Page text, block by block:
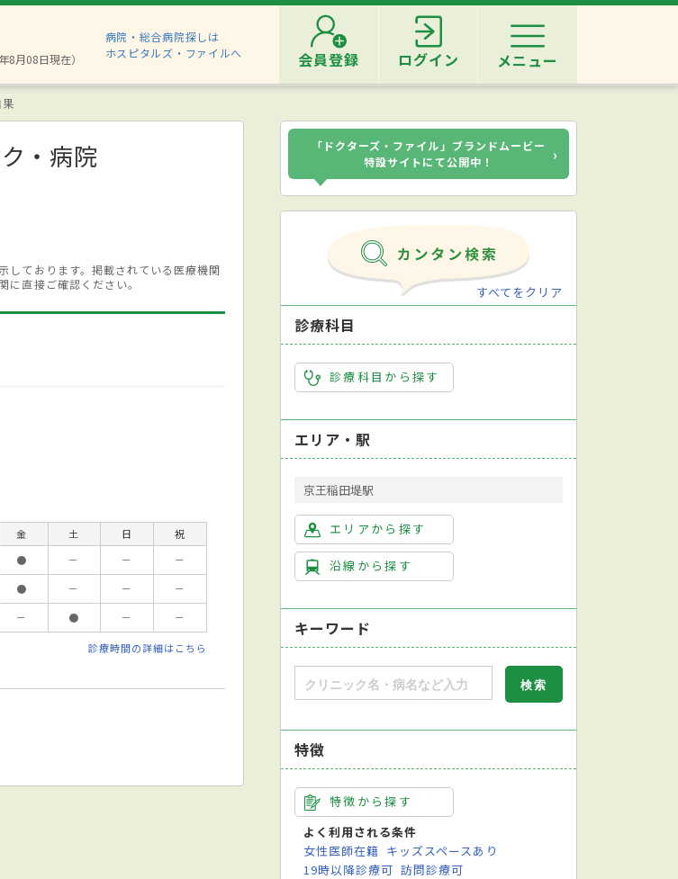
月08日現在）
病院・総合病院探しは
ホスピタルズ・ファイルへ
会員登録 ログイン メニュー
・病院
ております。掲載されている医療機関
直接ご確認ください。
金 土 日
祝
● － －
－
● － －
－
－ ● － －
診療時間の詳細はこちら
「ドクターズ・ファイル」ブランドムービー
特設サイトにて公開中！
›
すべてをクリア
診療科目
診療科目から探す
エリア・駅
京王稲田堤駅
エリアから探す
沿線から探す
キーワード
特徴
特徴から探す
よく利用される条件
女性医師在籍 キッズスペースあり
19時以降診療可 訪問診療可